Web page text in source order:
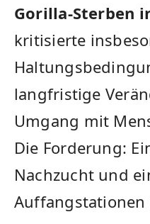
Gorilla-Sterben
kritisierte
langfristige
Umgang mit
Die Forderung:
Nachzucht und